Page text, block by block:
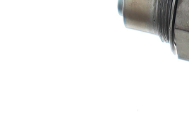
Lambda
sensörü
Isıtılmış